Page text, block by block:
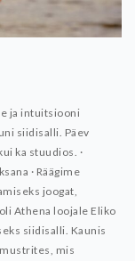
ja intuitsiooni
siidisalli. Päev
ka stuudios. ·
· Räägime
joogat,
Athena loojale Eliko
siidisalli. Kaunis
mis